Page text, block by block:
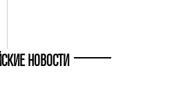
НОВОСТИ